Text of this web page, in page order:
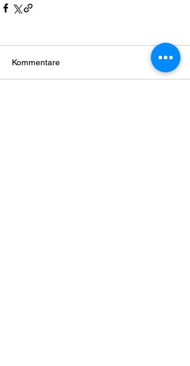
Kommentare